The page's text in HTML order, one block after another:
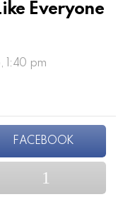
Everyone
1:40 pm
FACEBOOK